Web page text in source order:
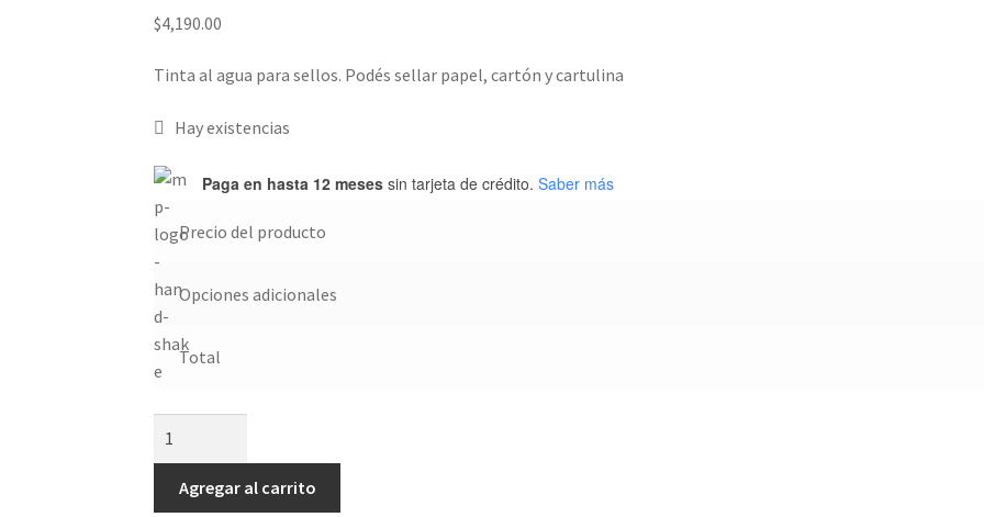
$4,190.00
Tinta al agua para sellos. Podés sellar papel, cartón y cartulina
Hay existencias
Paga en hasta 12 meses sin tarjeta de crédito. Saber más
Precio del producto
Opciones adicionales
Total
agua
Magenta
Agregar al carrito